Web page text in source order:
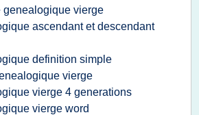
genealogique vierge
ascendant et descendant
definition simple
vierge
vierge 4 generations
vierge word